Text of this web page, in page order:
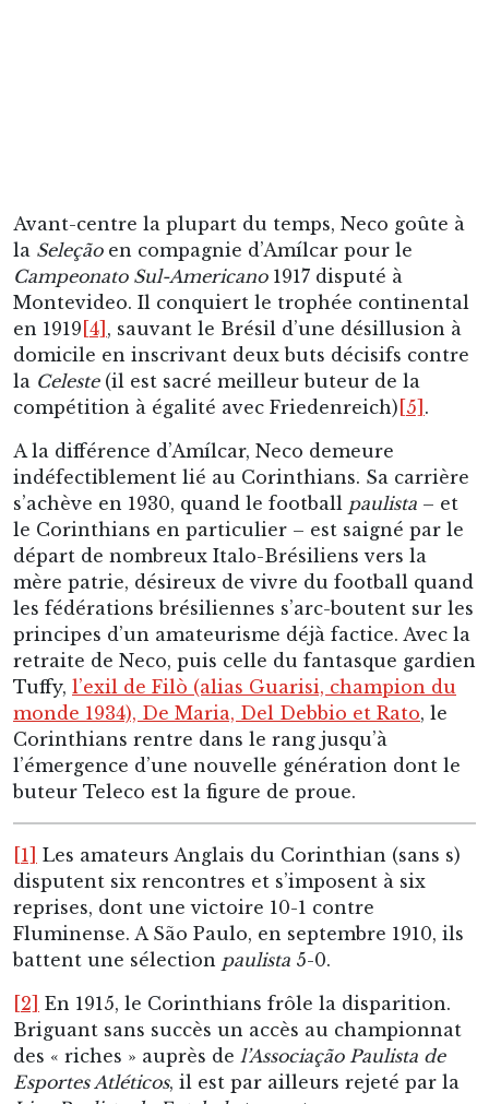
A la différence d’Amílcar, Neco demeure
indéfectiblement lié au Corinthians. Sa carrière
s’achève en 1930, quand le footballpaulista
le Corinthians en particulier – est saigné par le
départ de nombreux Italo-Brésiliens vers la
mère patrie, désireux de vivre du football quand
les fédérations brésiliennes s’arc-boutent sur les
principes d’un amateurisme déjà factice. Avec la
Tuffy,l’exil de Filò (alias Guarisi, champion du
monde 1934), De Maria, Del Debbio et Rato, le
Corinthians rentre dans le rang jusqu’à
l’émergence d’une nouvelle génération dont le
buteur Teleco est la figure de proue.
[1]Les amateurs Anglais du Corinthian (sans s)
disputent six rencontres et s’imposent à six
reprises, dont une victoire 10-1 contre
Fluminense. A São Paulo, en septembre 1910, ils
battent une sélectionpaulista5-0.
[2]En 1915, le Corinthians frôle la disparition.
Briguant sans succès un accès au championnat
des « riches » auprès del’Associação Paulista de
Esportes Atléticos , il est par ailleurs rejeté par la
Liga Paulista de Futebolet se retrouve sans
compétition et sans ressources. Confronté au
non-paiement du loyer, le propriétaire des
locaux occupés par le Corinthians saisit les
montent une opération nocturne pour
récupérer le mobilier et les trophées. Le loyer
est finalement honoré quand le club retrouve la
compétition et des moyens.